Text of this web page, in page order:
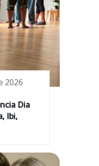
2026
Dia
Ibi,